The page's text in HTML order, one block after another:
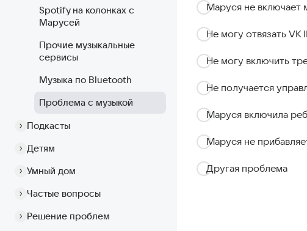
Spotify на колонках с
Марусей
Прочие музыкальные
сервисы
Музыка по Bluetooth
Проблема с музыкой
Подкасты
Детям
Умный дом
Частые вопросы
Решение проблем
Маруся не включает
Не могу отвязать VK
Не могу включить
Не получается
Маруся включила
Маруся не
Другая проблема